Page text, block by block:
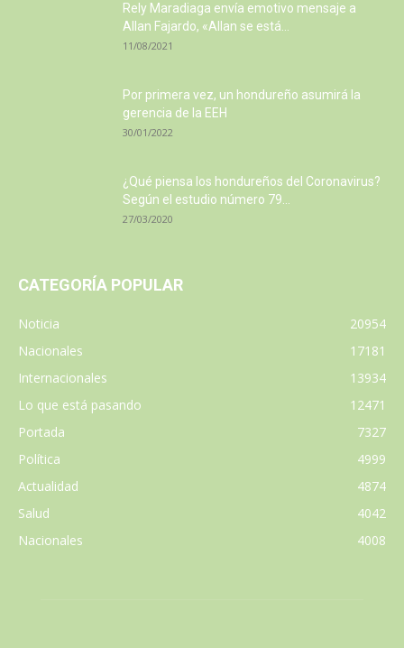
Rely Maradiaga envía emotivo mensaje a
Allan Fajardo, «Allan se está...
11/08/2021
Por primera vez, un hondureño asumirá la
gerencia de la EEH
30/01/2022
¿Qué piensa los hondureños del Coronavirus?
Según el estudio número 79...
27/03/2020
CATEGORÍA POPULAR
Noticia
20954
Nacionales
17181
Internacionales
13934
Lo que está pasando
12471
Portada
7327
Política
4999
Actualidad
4874
Salud
4042
Nacionales
4008